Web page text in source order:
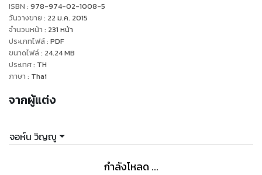
ISBN : 978-974-02-1008-5
วันวางขาย : 22 ม.ค. 2015
จำนวนหน้า : 231 หน้า
ประเภทไฟล์: PDF
ขนาดไฟล์: 24.24MB
ประเทศ: TH
ภาษา : Thai
จากผู้แต่ง
จอห์น วิญญู
กำลังโหลด ...